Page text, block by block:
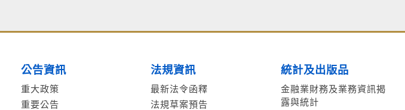
公告資訊
重大政策
重要公告
法規資訊
最新法令函釋
法規草案預告
統計及出版品
金融業財務及業務資訊揭
露與統計